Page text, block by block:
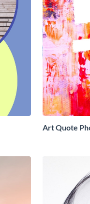
Art Quote